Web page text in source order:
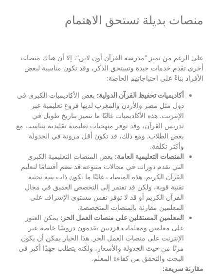
منصات بديلة تستحق الاهتمام
على الرغم من تميز “مدرسة القرآن أون لاين”، إلا أن هناك منصات
أخرى تقدم خدمات جيدة وتستحق الذكر، وقد تكون مناسبة لبعض
الأفراد بناءً على احتياجاتهم الخاصة:
أكاديميات تحفيظ القرآن الدولية: بعض الأكاديميات الكبرى في
دول مثل مصر والأردن والمغرب لديها فروع تعليمية عبر
الإنترنت. هذه الأكاديميات غالبًا ما تتميز بتاريخ طويل في
تدريس القرآن، وقد توفر منهجيات تعليمية تقليدية تتناسب مع
بعض الطلاب. ومع ذلك، قد تكون أقل مرونة في الجدولة
وأكثر تكلفة.
المنصات التعليمية العامة: بعض المنصات التعليمية الكبرى
التي تقدم دورات في مجالات متنوعة قد تضم أقسامًا لتعليم
القرآن الكريم. هذه المنصات غالبًا ما تكون ذات بنية تحتية
تقنية قوية، ولكن قد تفتقر إلى التخصص العميق في مجال
القرآن الكريم أو قد لا توفر نفس مستوى الإشراف على
المعلمين مقارنة بالمنصات المتخصصة.
المعلمين المستقلين على منصات العمل الحر: يمكن العثور
على معلمين ومعلمات فرديين يقدمون دروسًا خاصة عبر
الإنترنت على منصات العمل الحر. هذا الخيار يمكن أن يكون
مرنًا من حيث الجدولة والأسعار، ولكنه يتطلب جهدًا أكبر في
البحث والتحقق من كفاءة المعلم.
مقارنة سريعة: